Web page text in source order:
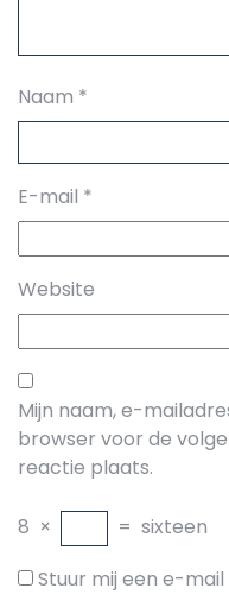
Naam *
E-mail *
Website
Mijn naam, e-
browser voor de
reactie plaats.
8 × = sixteen
Stuur mij een e-